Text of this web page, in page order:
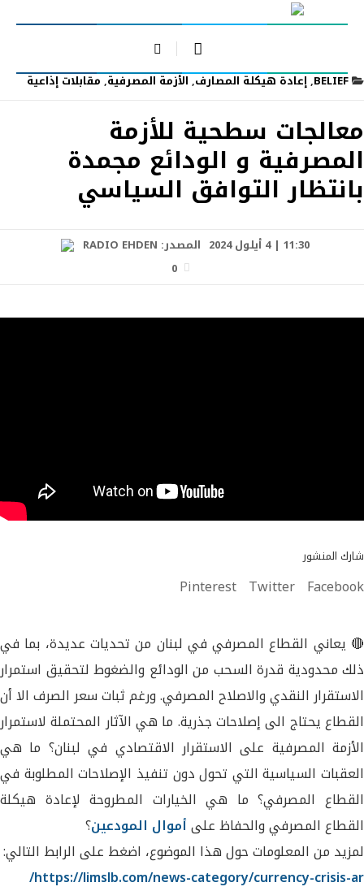
BELIEF
,إعادة هيكلة المصارف,الأزمة المصرفية,مقابلات إذاعية
معالجات سطحية للأزمة
المصرفية و الودائع مجمدة
بانتظار التوافق السياسي
11:30 | 4 أيلول 2024 المصدر: RADIO EHDEN
0
شارك المنشور
Facebook
Twitter
Pinterest
🔴 يعاني القطاع المصرفي في لبنان من تحديات عديدة، بما في
ذلك محدودية قدرة السحب من الودائع والضغوط لتحقيق استمرار
الاستقرار النقدي والاصلاح المصرفي. ورغم ثبات سعر الصرف الا أن
القطاع يحتاج الى إصلاحات جذرية. ما هي الآثار المحتملة لاستمرار
الأزمة المصرفية على الاستقرار الاقتصادي في لبنان؟ ما هي
العقبات السياسية التي تحول دون تنفيذ الإصلاحات المطلوبة في
القطاع المصرفي؟ ما هي الخيارات المطروحة لإعادة هيكلة
القطاع المصرفي والحفاظ علىأموال المودعين؟
لمزيد من المعلومات حول هذا الموضوع، اضغط على الرابط التالي:
https://limslb.com/news-category/currency-crisis-ar/